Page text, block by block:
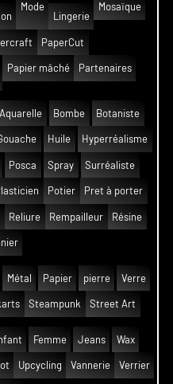
Mode
Lingerie
Mosaïque
PaperCut
Papier mâché Partenaires
Aquarelle Bombe Botaniste
Huile Hyperréalisme
Posca Spray Surréaliste
Potier Pret à porter
Reliure Rempailleur Résine
Métal Papier pierre Verre
Steampunk Street Art
Femme Jeans Wax
Upcycling Vannerie Verrier